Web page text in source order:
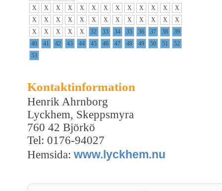
X
X X X X X X X X X X X
X
X
X X X X X X X X X X X
X
X
X X X X 32 33 34 35 36 37 38
39
40
41 42 43 44 45 46 47 48 49 50 51
52
53
Kontaktinformation
Henrik Ahrnborg
Lyckhem, Skeppsmyra
760 42 Björkö
Tel: 0176-94027
Hemsida: www.lyckhem.nu